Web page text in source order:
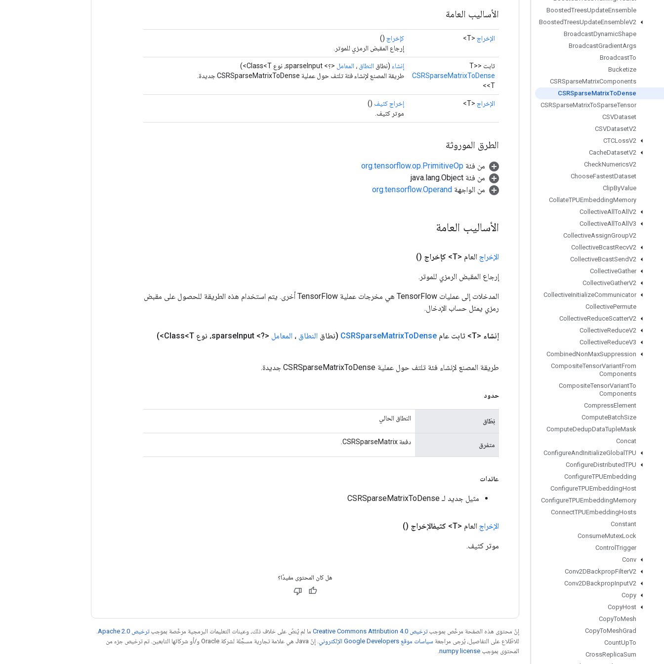
BoostedTreesUpdateEnsemble
BoostedTreesUpdateEnsembleV2
BroadcastDynamicShape
BroadcastGradientArgs
BroadcastTo
Bucketize
CSRSparseMatrixComponents
CSRSparseMatrixToDense
CSRSparseMatrixToSparseTensor
CSVDataset
CSVDatasetV2
CTCLossV2
CacheDatasetV2
CheckNumericsV2
ChooseFastestDataset
ClipByValue
CollateTPUEmbeddingMemory
CollectiveAll ToAll V2
CollectiveAll ToAll V3
CollectiveAssignGroupV2
CollectiveBcastRecvV2
CollectiveBcastSendV2
CollectiveGather
CollectiveGatherV2
CollectiveInitializeCommunicator
CollectivePermute
CollectiveReduceScatterV2
CollectiveReduceV2
CollectiveReduceV3
CombinedNonMaxSuppression
CompositeTensorVariantFrom
Components
CompositeTensorVariantTo
Components
CompressElement
ComputeBatchSize
ComputeDedupDataTupleMask
Concat
ConfigureAndInitializeGlobal TPU
ConfigureDistributedTPU
ConfigureTPUEmbedding
ConfigureTPUEmbeddingHost
ConfigureTPUEmbeddingMemory
ConnectTPUEmbeddingHosts
Constant
ConsumeMutexLock
Control Trigger
Conv
Conv2DBackpropFilterV2
Conv2DBackpropInputV2
Copy
CopyHost
CopyToMesh
CopyToMeshGrad
CountUpTo
CrossReplicaSum
الأساليب العامة
الإخراج <T> كإخراج ()
إرجاع المقبض الرمزي للموتر.
ثابت <T>
CSRSparseMatrixToDense
<T>
إنشاء (نطاق النطاق ، المعامل <؟> sparseInput، نوع Class<T>)
طريقة المصنع لإنشاء فئة تلتف حول عملية CSRSparseMatrixToDense جديدة.
الإخراج <T> إخراج كثيف ()
موتر كثيف.
الطرق الموروثة
من فئة org.tensorflow.op.PrimitiveOp
من فئة java.lang.Object
من الواجهة org.tensorflow.Operand
الأساليب العامة
الإخراج العام <T> كإخراج ()
إرجاع المقبض الرمزي للموتر.
المدخلات إلى عمليات TensorFlow هي مخرجات عملية TensorFlow أخرى. يتم استخدام هذه الطريقة للحصول على مقبض
رمزي يمثل حساب الإدخال.
إنشاء <T> ثابت عام CSRSparseMatrixToDense (نطاق النطاق ، المعامل <?> sparse Input، نوع Class<T>)
طريقة المصنع لإنشاء فئة تلتف حول عملية CSRSparseMatrixToDense جديدة.
حدود
نِطَاق النطاق الحالي
متفرق دفعة CSRSparseMatrix.
عائدات
مثيل جديد لـ CSRSparseMatrixToDense
الإخراج العام <T> كثيفالإخراج ()
موتر كثيف.
هل كان المحتوى مفيدًا؟
إنّ محتوى هذه الصفحة مرخّص بموجبترخيص Creative Commons Attribution 4.0‏ ما لم يُنصّ على خلاف ذلك، وعينات التعليمات البرمجية مرخّصة بموجبترخيص Apache 2.0‏
للاطّلاع على التفاصيل، يُرجى مراجعة سياسات موقع Google Developers الإلكتروني
. إنّ Java هي علامة تجارية مسجَّلة لشركة Oracle و/أو شركائها التابعين. تم ترخيص جزء من
المحتوى بموجب numpy license